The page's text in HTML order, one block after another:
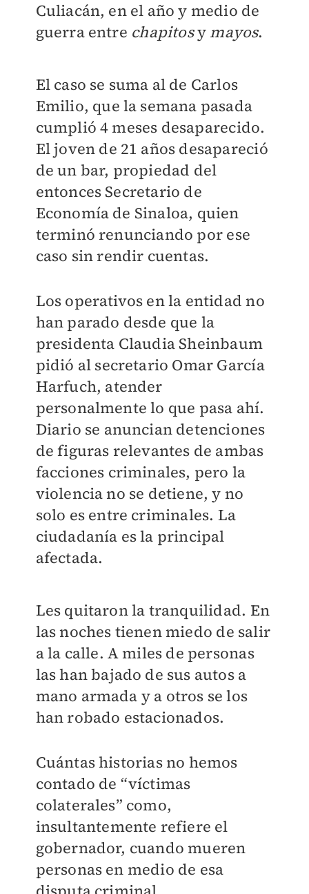
Culiacán, en el año y medio de
guerra entre chapitosy mayos.
El caso se suma al de Carlos
Emilio, que la semana pasada
cumplió 4 meses desaparecido.
El joven de 21 años desapareció
de un bar, propiedad del
entonces Secretario de
Economía de Sinaloa, quien
terminó renunciando por ese
caso sin rendir cuentas.
Los operativos en la entidad no
han parado desde que la
presidenta Claudia Sheinbaum
pidió al secretario Omar García
Harfuch, atender
personalmente lo que pasa ahí.
Diario se anuncian detenciones
de figuras relevantes de ambas
facciones criminales, pero la
violencia no se detiene, y no
solo es entre criminales. La
ciudadanía es la principal
afectada.
Les quitaron la tranquilidad. En
las noches tienen miedo de salir
a la calle. A miles de personas
las han bajado de sus autos a
mano armada y a otros se los
han robado estacionados.
Cuántas historias no hemos
contado de “víctimas
colaterales” como,
insultantemente refiere el
gobernador, cuando mueren
personas en medio de esa